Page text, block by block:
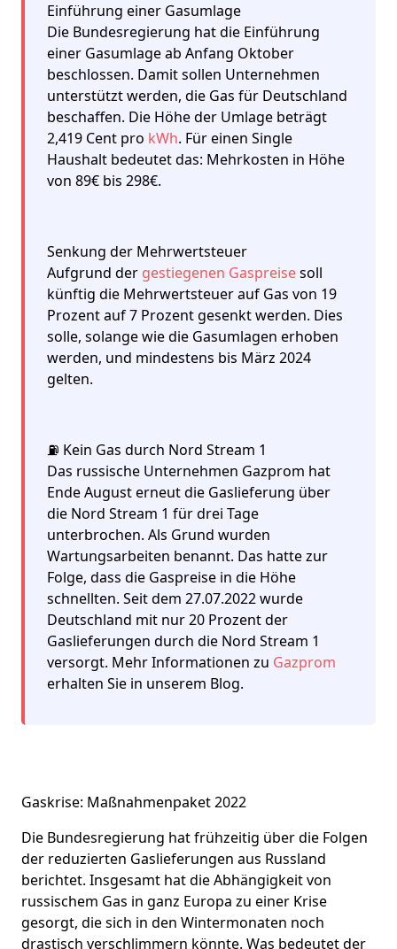
Einführung einer Gasumlage
Die Bundesregierung hat die Einführung
einer Gasumlage ab Anfang Oktober
beschlossen. Damit sollen Unternehmen
unterstützt werden, die Gas für Deutschland
beschaffen. Die Höhe der Umlage beträgt
2,419 Cent pro kWh. Für einen Single
Haushalt bedeutet das: Mehrkosten in Höhe
von 89€ bis 298€.
Senkung der Mehrwertsteuer
Aufgrund der gestiegenen Gaspreisesoll
künftig die Mehrwertsteuer auf Gas von 19
Prozent auf 7 Prozent gesenkt werden. Dies
solle, solange wie die Gasumlagen erhoben
werden, und mindestens bis März 2024
gelten.
⛽️ Kein Gas durch Nord Stream 1
Das russische Unternehmen Gazprom hat
Ende August erneut die Gaslieferung über
die Nord Stream 1 für drei Tage
unterbrochen. Als Grund wurden
Wartungsarbeiten benannt. Das hatte zur
Folge, dass die Gaspreise in die Höhe
schnellten. Seit dem 27.07.2022 wurde
Deutschland mit nur 20 Prozent der
Gaslieferungen durch die Nord Stream 1
versorgt. Mehr Informationen zu Gazprom
erhalten Sie in unserem Blog.
Gaskrise: Maßnahmenpaket 2022
Die Bundesregierung hat frühzeitig über die Folgen
der reduzierten Gaslieferungen aus Russland
berichtet. Insgesamt hat die Abhängigkeit von
russischem Gas in ganz Europa zu einer Krise
gesorgt, die sich in den Wintermonaten noch
drastisch verschlimmern könnte. Was bedeutet der